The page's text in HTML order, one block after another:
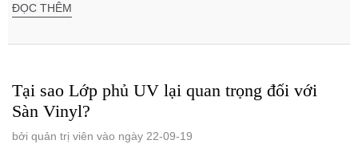
ĐỌC THÊM
Tại sao Lớp phủ UV lại quan trọng đối với
Sàn Vinyl?
bởi quản trị viên vào ngày 22-09-19